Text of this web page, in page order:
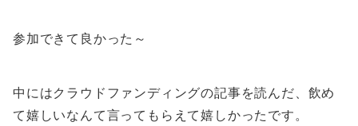
参加できて良かった～
中にはクラウドファンディングの記事を読んだ、飲め
て嬉しいなんて言ってもらえて嬉しかったです。